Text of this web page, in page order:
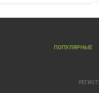
ПОПУЛЯРНЫЕ